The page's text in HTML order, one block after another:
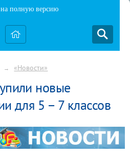
полную версию
→ «Новости»
новые
для 5 – 7 классов